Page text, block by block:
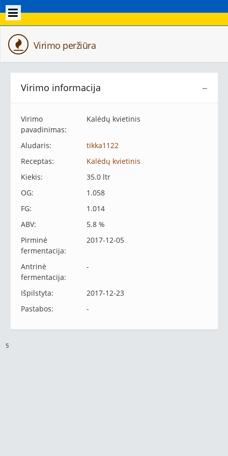
Virimo peržiūra
−
Virimo informacija
Virimo
pavadinimas:
Kalėdų kvietinis
Aludaris:
tikka1122
Receptas:
Kalėdų kvietinis
Kiekis:
35.0 ltr
OG:
1.058
FG:
1.014
ABV:
5.8 %
Pirminė
fermentacija:
2017-12-05
Antrinė
fermentacija:
-
Išpilstyta:
2017-12-23
Pastabos:
-
s